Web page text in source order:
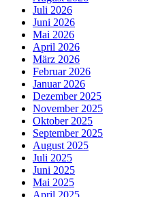
Juli 2026
Juni 2026
Mai 2026
April 2026
März 2026
Februar 2026
Januar 2026
Dezember 2025
November 2025
Oktober 2025
September 2025
August 2025
Juli 2025
Juni 2025
Mai 2025
April 2025